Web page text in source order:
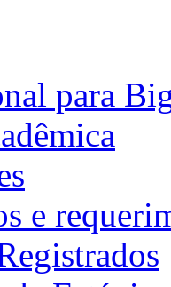
para
e